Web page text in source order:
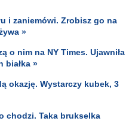
i zaniemówi. Zrobisz go na
»
o nim na NY Times. Ujawniła
białka »
okazję. Wystarczy kubek, 3
chodzi. Taka brukselka